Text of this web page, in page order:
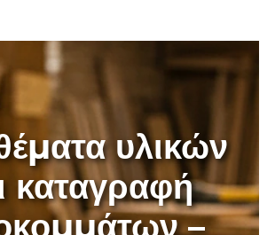
υλικών
καταγραφή
–